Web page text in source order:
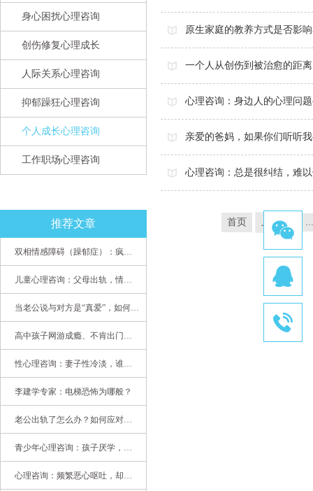
身心困扰心理咨询
创伤修复心理成长
人际关系心理咨询
抑郁躁狂心理咨询
个人成长心理咨询
工作职场心理咨询
推荐文章
双相情感障碍（躁郁症）：疯子如何走向天才
儿童心理咨询：父母出轨，情感混乱孩子内心的隐秘
当老公说与对方是“真爱”，如何挽救婚姻？(始篇)
高中孩子网游成瘾、不肯出门，家长该怎么办？
性心理咨询：妻子性冷淡，谁之过
李建学专家：电梯恐怖为哪般？
老公出轨了怎么办？如何应对老公出轨？——婚姻心理专家为您支招
青少年心理咨询：孩子厌学，整天沉迷手机，网络成瘾，怎么办?
心理咨询：频繁恶心呕吐，却无身体异常
原生家庭的教养方式是否影
一个人从创伤到被治愈的距
心理咨询：身边人的心理问
亲爱的爸妈，如果你们听听
心理咨询：总是很纠结，难
首页 上一页 ...